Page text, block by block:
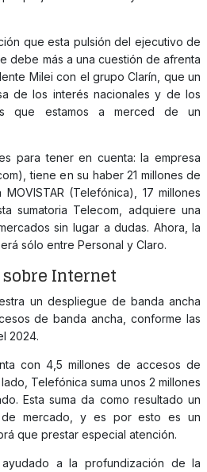
que esta pulsión del ejecutivo de
debe más a una cuestión de afrenta
Milei con el grupo Clarín, que un
de los interés nacionales y de los
que estamos a merced de un
para tener en cuenta: la empresa
tiene en su haber 21 millones de
(Telefónica), 17 millones
sumatoria Telecom, adquiere una
sin lugar a dudas. Ahora, la
sólo entre Personal y Claro.
Internet
un despliegue de banda ancha
de banda ancha, conforme las
2024.
con 4,5 millones de accesos de
Telefónica suma unos 2 millones
Esta suma da como resultado un
mercado, y es por esto es un
que prestar especial atención.
a la profundización de la